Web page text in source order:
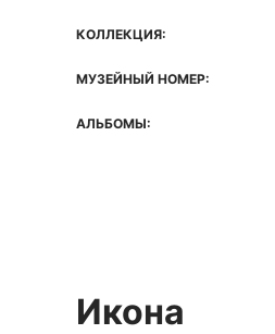
КОЛЛЕКЦИЯ:
МУЗЕЙНЫЙ НОМЕР:
АЛЬБОМЫ:
Икона